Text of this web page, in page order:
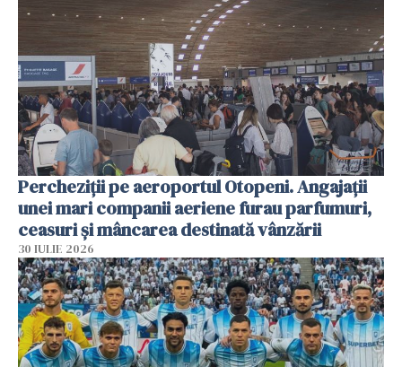
Percheziții pe aeroportul Otopeni. Angajații
unei mari companii aeriene furau parfumuri,
ceasuri și mâncarea destinată vânzării
30 IULIE 2026